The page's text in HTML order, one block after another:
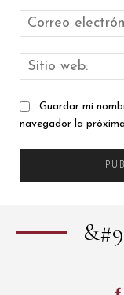
Guardar mi
navegador la